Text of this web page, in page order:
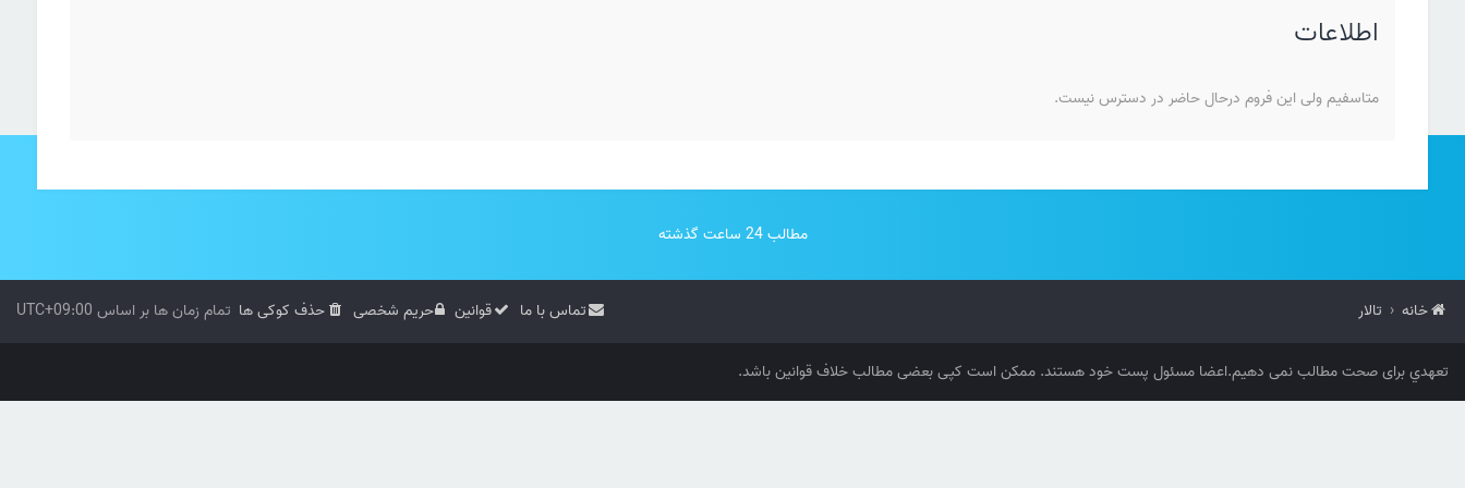
اطلاعات
متاسفیم ولی این فروم درحال حاضر در دسترس نیست.
مطالب 24 ساعت گذشته
خانه تالار تمام زمان ها بر اساس UTC+09:00 حذف کوکی ها حریم شخصی قوانین تماس با ما
تعهدي برای صحت مطالب نمی دهیم.اعضا مسئول پست خود هستند. ممکن است کپی بعضی مطالب خلاف قوانین باشد.